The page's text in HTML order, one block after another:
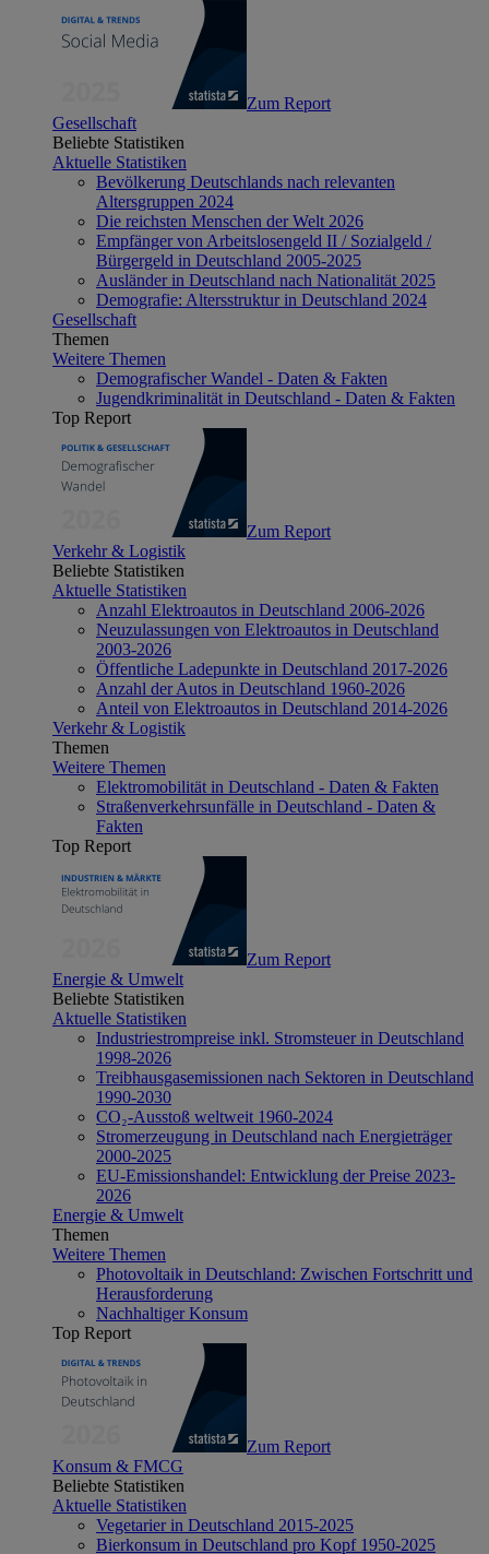
Zum Report
Gesellschaft
Beliebte Statistiken
Aktuelle Statistiken
Bevölkerung Deutschlands nach relevanten
Altersgruppen 2024
Die reichsten Menschen der Welt 2026
Empfänger von Arbeitslosengeld II / Sozialgeld /
Bürgergeld in Deutschland 2005-2025
Ausländer in Deutschland nach Nationalität 2025
Demografie: Altersstruktur in Deutschland 2024
Gesellschaft
Themen
Weitere Themen
Demografischer Wandel - Daten & Fakten
Jugendkriminalität in Deutschland - Daten & Fakten
Top Report
Zum Report
Verkehr & Logistik
Beliebte Statistiken
Aktuelle Statistiken
Anzahl Elektroautos in Deutschland 2006-2026
Neuzulassungen von Elektroautos in Deutschland
2003-2026
Öffentliche Ladepunkte in Deutschland 2017-2026
Anzahl der Autos in Deutschland 1960-2026
Anteil von Elektroautos in Deutschland 2014-2026
Verkehr & Logistik
Themen
Weitere Themen
Elektromobilität in Deutschland - Daten & Fakten
Straßenverkehrsunfälle in Deutschland - Daten &
Fakten
Top Report
Zum Report
Energie & Umwelt
Beliebte Statistiken
Aktuelle Statistiken
Industriestrompreise inkl. Stromsteuer in Deutschland
1998-2026
Treibhausgasemissionen nach Sektoren in Deutschland
1990-2030
CO₂-Ausstoß weltweit 1960-2024
Stromerzeugung in Deutschland nach Energieträger
2000-2025
EU-Emissionshandel: Entwicklung der Preise 2023-
2026
Energie & Umwelt
Themen
Weitere Themen
Photovoltaik in Deutschland: Zwischen Fortschritt und
Herausforderung
Nachhaltiger Konsum
Top Report
Zum Report
Konsum & FMCG
Beliebte Statistiken
Aktuelle Statistiken
Vegetarier in Deutschland 2015-2025
Bierkonsum in Deutschland pro Kopf 1950-2025